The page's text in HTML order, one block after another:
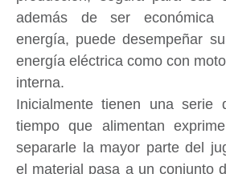
además de ser económica
energía, puede desempeñar
energía eléctrica como con
interna.
Inicialmente tienen una serie
tiempo que alimentan
separarle la mayor parte del
el material pasa a un conjunto